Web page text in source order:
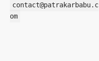
contact@patrakarbabu.c
om